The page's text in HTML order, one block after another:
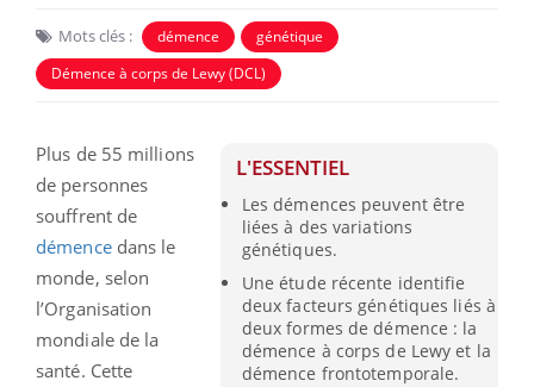
Mots clés : démence
génétique
Démence à corps de Lewy (DCL)
L'ESSENTIEL
Les démences peuvent être
liées à des variations
génétiques.
Une étude récente identifie
deux facteurs génétiques liés à
deux formes de démence : la
démence à corps de Lewy et la
démence frontotemporale.
Plus de 55 millions
de personnes
souffrent de
démencedans le
monde, selon
l’Organisation
mondiale de la
santé. Cette